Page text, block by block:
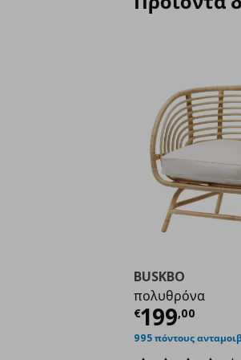
BUSKBO
πολυθρόνα
€199,00
Τρέχουσα
995 πόντους